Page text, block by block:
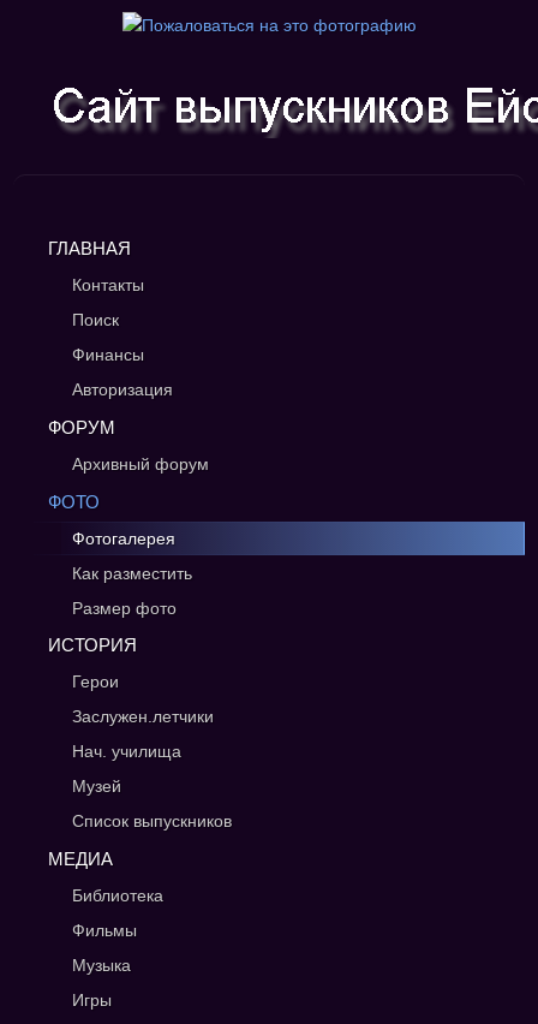
ГЛАВНАЯ
Контакты
Поиск
Финансы
Авторизация
ФОРУМ
Архивный форум
ФОТО
Фотогалерея
Как разместить
Размер фото
ИСТОРИЯ
Герои
Заслужен.летчики
Нач. училища
Музей
Список выпускников
МЕДИА
Библиотека
Фильмы
Музыка
Игры